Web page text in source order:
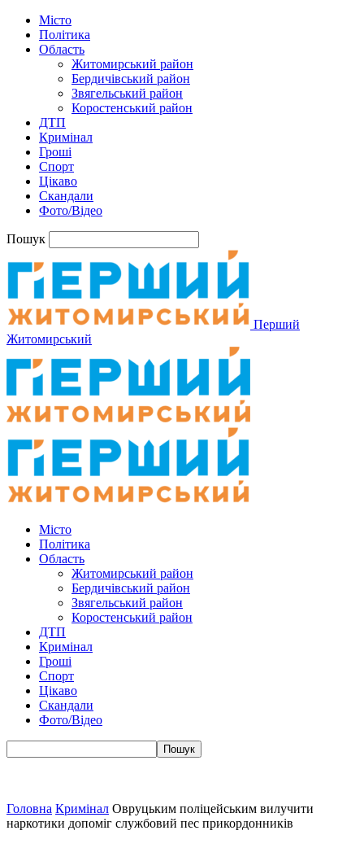
Місто
Політика
Область
Житомирський район
Бердичівський район
Звягельський район
Коростенський район
ДТП
Кримінал
Гроші
Спорт
Цікаво
Скандали
Фото/Відео
Пошук
Перший
Житомирський
Місто
Політика
Область
Житомирський район
Бердичівський район
Звягельський район
Коростенський район
ДТП
Кримінал
Гроші
Спорт
Цікаво
Скандали
Фото/Відео
Головна Кримінал Овруцьким поліцейським вилучити
наркотики допоміг службовий пес прикордонників